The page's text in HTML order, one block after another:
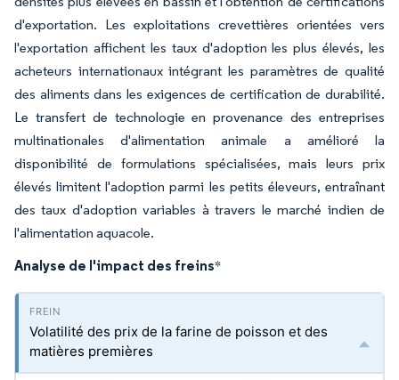
d'exportation. Les exploitations crevettières orientées vers
l'exportation affichent les taux d'adoption les plus élevés, les
acheteurs internationaux intégrant les paramètres de qualité
des aliments dans les exigences de certification de durabilité.
Le transfert de technologie en provenance des entreprises
multinationales d'alimentation animale a amélioré la
disponibilité de formulations spécialisées, mais leurs prix
élevés limitent l'adoption parmi les petits éleveurs, entraînant
des taux d'adoption variables à travers le marché indien de
l'alimentation aquacole.
Analyse de l'impact des freins*
Volatilité des prix de la farine de poisson et des
matières premières